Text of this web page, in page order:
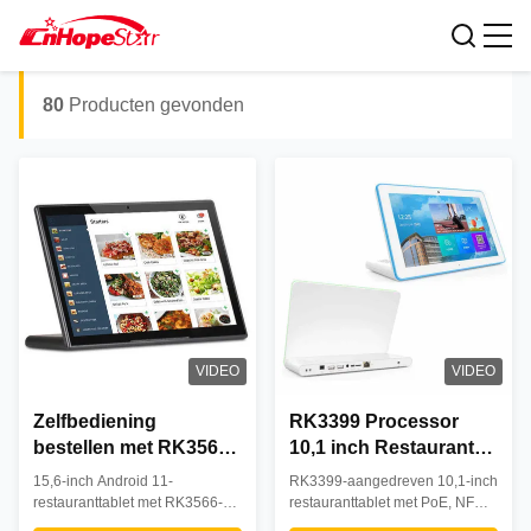
80 Producten gevonden
VIDEO
Zelfbediening
bestellen met RK3566
processor 15,6-inch
restaurant tablet POE
NFC 1080P HD
15,6-inch Android 11-
restauranttablet met RK3566-
processor, 1080P-scherm en
VIDEO
RK3399 Processor
10,1 inch Restaurant
Tablet met POE NFC
5MP Camera Android-
systeem
RK3399-aangedreven 10,1-inch
restauranttablet met PoE, NFC
en 5 MP-camera. Stroomlijnt